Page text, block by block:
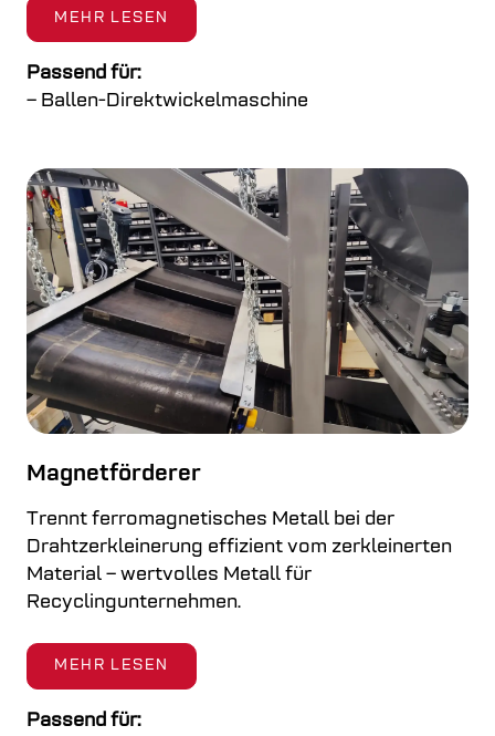
MEHR LESEN
Passend für:
– Ballen-Direktwickelmaschine
Magnetförderer
Trennt ferromagnetisches Metall bei der
Drahtzerkleinerung effizient vom zerkleinerten
Material – wertvolles Metall für
Recyclingunternehmen.
MEHR LESEN
Passend für: